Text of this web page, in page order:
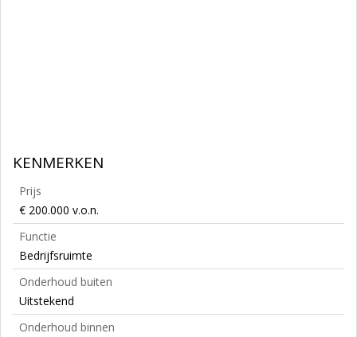
KENMERKEN
Prijs
€ 200.000 v.o.n.
Functie
Bedrijfsruimte
Onderhoud buiten
Uitstekend
Onderhoud binnen